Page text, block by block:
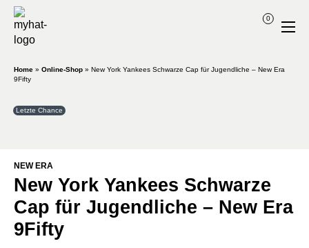
0
Home » Online-Shop » New York Yankees Schwarze Cap für Jugendliche – New Era
9Fifty
Letzte Chance
NEW ERA
New York Yankees Schwarze
Cap für Jugendliche – New Era
9Fifty